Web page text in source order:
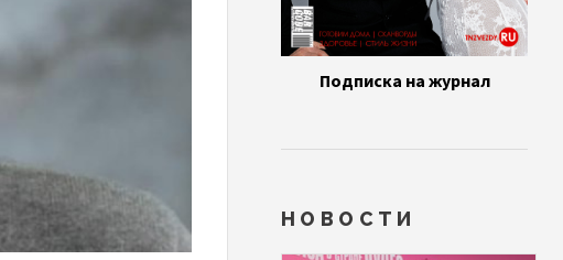
Подписка на журнал
НОВОСТИ